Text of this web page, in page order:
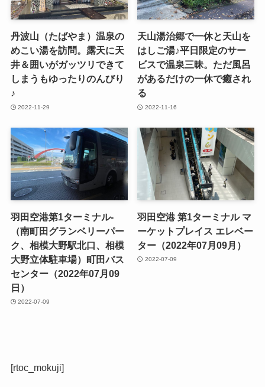
丹波山（たばやま）温泉の
めこい湯を訪問。露天に天
井＆囲いがガッツリできて
しまうもゆったりのんびり
♪
2022-11-29
天山湯治郷で一休と天山を
はしご湯♪平日限定のサー
ビスで温泉三昧。ただ風呂
があるだけの一休で癒され
る
2022-11-16
羽田空港第1ターミナル-
（南町田グランベリーパー
ク、相模大野駅北口、相模
大野立体駐車場）町田バス
センター（2022年07月09
日）
2022-07-09
羽田空港 第1ターミナル マ
ーケットプレイス エレベー
ター（2022年07月09月）
2022-07-09
[rtoc_mokuji]